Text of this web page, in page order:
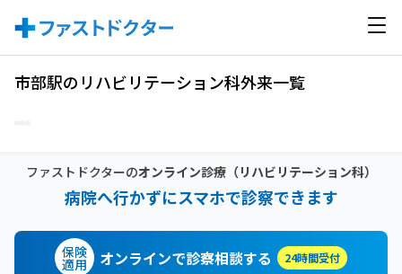
市部駅のリハビリテーション科外来一覧
ファストドクターのオンライン診療（リハビリテーション科）
病院へ行かずにスマホで診察できます
保険
適用 オンラインで診察相談する 24時間受付